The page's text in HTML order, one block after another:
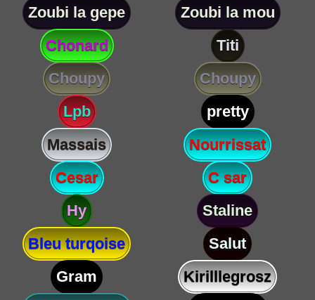
Zoubi la gepe
Zoubi la mou
Chonard
Titi
Choupy
Choupy
Lpb
pretty
Massais
Nourrissat
Cesar
C sar
Hy
Staline
Bleu turqoise
Salut
Gram
Kirilllegrosz